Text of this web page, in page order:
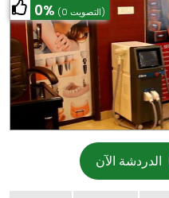
0% (0 التصويت)
الدردشة الآن